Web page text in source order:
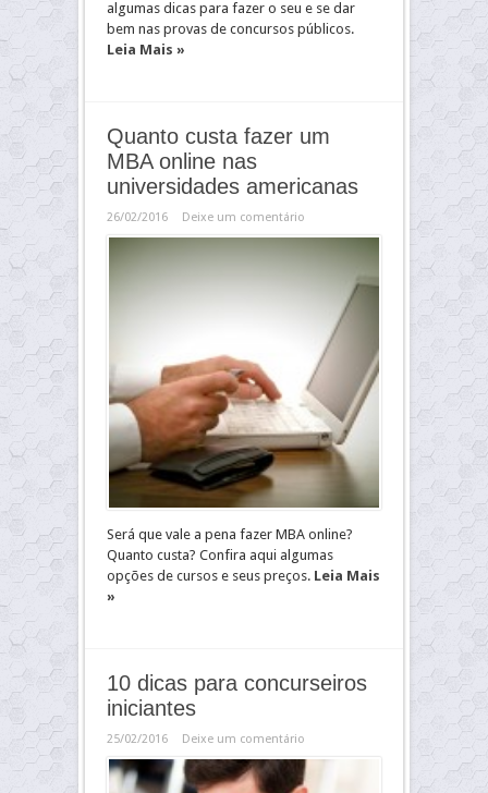
algumas dicas para fazer o seu e se dar
bem nas provas de concursos públicos.
Leia Mais »
Quanto custa fazer um
MBA online nas
universidades americanas
26/02/2016 Deixe um comentário
Será que vale a pena fazer MBA online?
Quanto custa? Confira aqui algumas
opções de cursos e seus preços. Leia Mais
»
10 dicas para concurseiros
iniciantes
25/02/2016 Deixe um comentário